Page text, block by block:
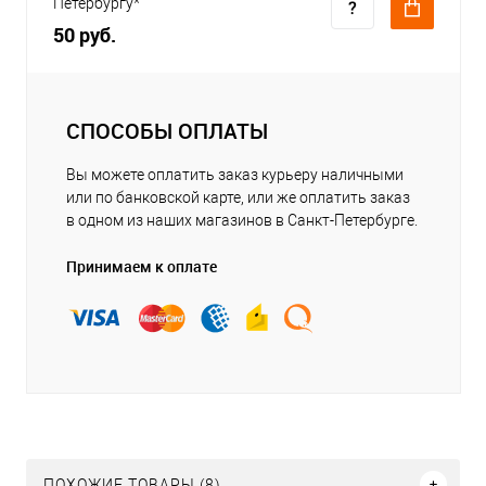
50 руб.
СПОСОБЫ ОПЛАТЫ
Вы можете оплатить заказ курьеру наличными
или по банковской карте, или же оплатить заказ
в одном из наших магазинов в Санкт-Петербурге.
Принимаем к оплате